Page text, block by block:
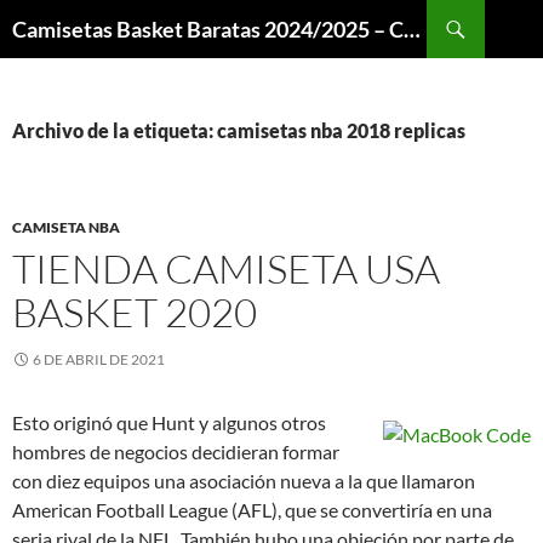
Camisetas Basket Baratas 2024/2025 – Camisetas NBA
Archivo de la etiqueta: camisetas nba 2018 replicas
CAMISETA NBA
TIENDA CAMISETA USA
BASKET 2020
6 DE ABRIL DE 2021
Esto originó que Hunt y algunos otros
hombres de negocios decidieran formar
con diez equipos una asociación nueva a la que llamaron
American Football League (AFL), que se convertiría en una